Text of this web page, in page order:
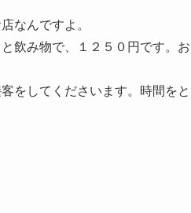
なんですよ。
飲み物で、１２５０円です。お
をしてくださいます。時間をと